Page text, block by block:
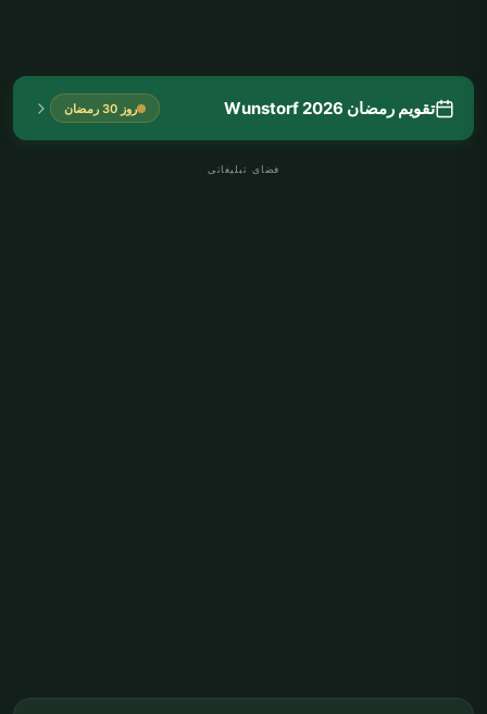
تقویم رمضان Wunstorf 2026 روز 30 رمضان
فضای تبلیغاتی